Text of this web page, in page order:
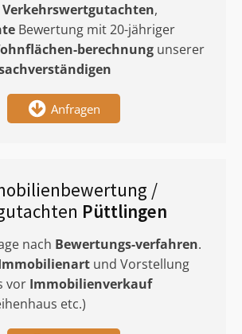
Verkehrswertgutachten,
Bewertung mit 20-jähriger
berechnung unserer
Anfragen
/
Püttlingen
nach Bewertungs-verfahren.
und Vorstellung
vor Immobilienverkauf
etc.)